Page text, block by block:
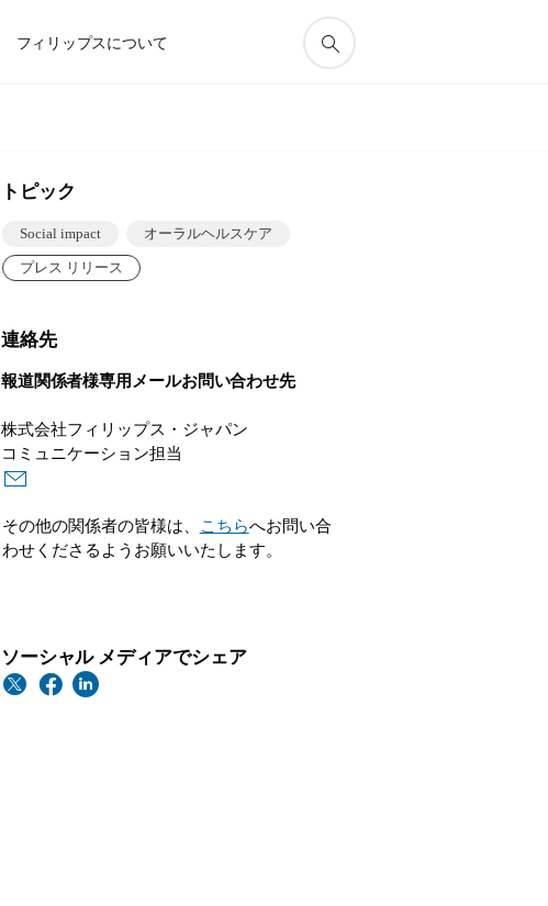
フィリップスについて
トピック
Social impact オーラルヘルスケア
プレス リリース
連絡先
報道関係者様専用メールお問い合わせ先
株式会社フィリップス・ジャパン
コミュニケーション担当
その他の関係者の皆様は、 こちらへお問い合
わせくださるようお願いいたします。
ソーシャル メディアでシェア